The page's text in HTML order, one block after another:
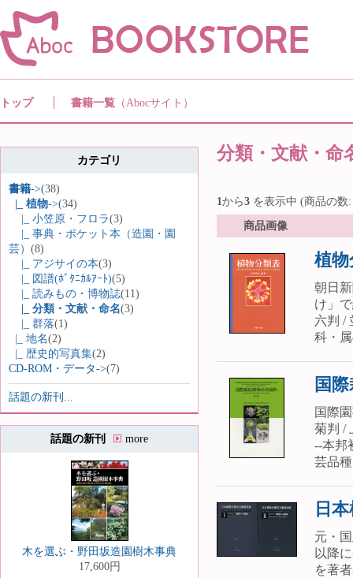
トップ 書籍一覧 （Abocサイト）
カテゴリ
書籍->(38)
|_ 植物->(34)
|_ 小笠原・フロラ(3)
|_ 事典・ポケット本（造園・園
芸） (8)
|_ アジサイの本(3)
|_ 図譜(ﾎﾞﾀﾆｶﾙｱｰﾄ)(5)
|_ 読みもの・博物誌(11)
|_ 分類・文献・命名(3)
|_ 群落(1)
|_ 地名(2)
|_ 歴史的写真集(2)
CD-ROM・データ->(7)
話題の新刊...
話題の新刊 more
木を選ぶ・野田坂造園樹木事典
17,600円
分類・文献・命
1から3 を表示中 (商品の
商品画像
植物
朝日
け」
六判 /
科・
国
国際
菊判 /
--本邦
芸品
日
元・
以降
を著